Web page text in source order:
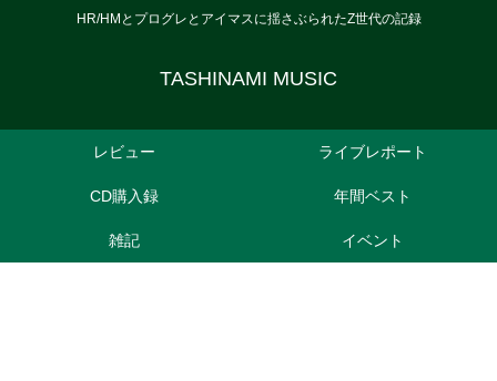
HR/HMとプログレとアイマスに揺さぶられたZ世代の記録
TASHINAMI MUSIC
レビュー ライブレポート
CD購入録 年間ベスト
雑記 イベント